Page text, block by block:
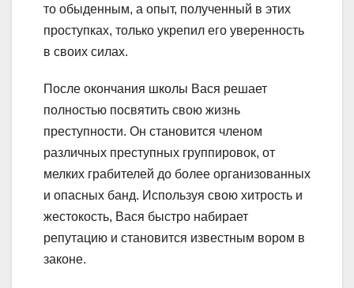
то обыденным, а опыт, полученный в этих
проступках, только укрепил его уверенность
в своих силах.
После окончания школы Вася решает
полностью посвятить свою жизнь
преступности. Он становится членом
различных преступных группировок, от
мелких грабителей до более организованных
и опасных банд. Используя свою хитрость и
жестокость, Вася быстро набирает
репутацию и становится известным вором в
законе.